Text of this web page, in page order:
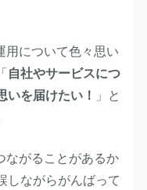
用について色々思い
自社やサービスにつ
を届けたい！ 」と
ながることがあるか
しながらがんばって